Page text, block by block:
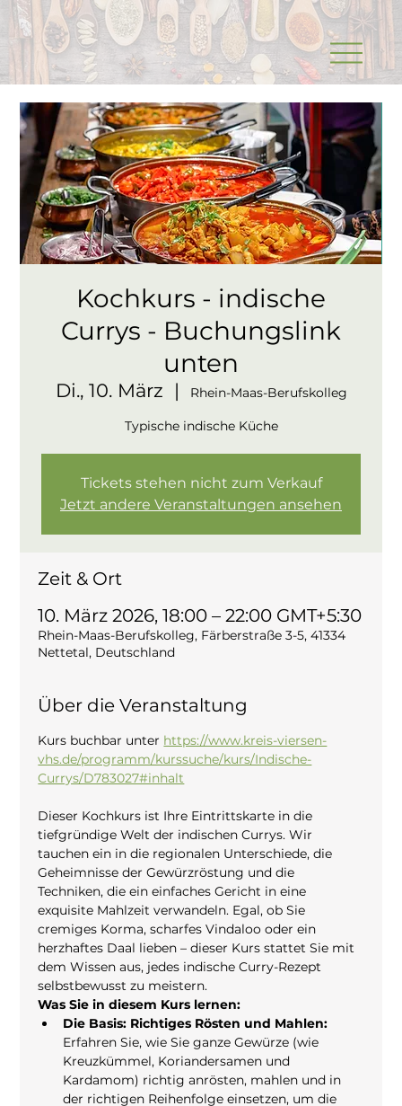
Kochkurs - indische
Currys - Buchungslink
unten
Di., 10. März
  |
Rhein-Maas-Berufskolleg
Typische indische Küche
Tickets stehen nicht zum Verkauf
Jetzt andere Veranstaltungen ansehen
Zeit & Ort
10. März 2026, 18:00 – 22:00 GMT+5:30
Rhein-Maas-Berufskolleg, Färberstraße 3-5, 41334
Nettetal, Deutschland
Über die Veranstaltung
Kurs buchbar unter https://www.kreis-viersen-
vhs.de/programm/kurssuche/kurs/Indische-
Currys/D783027#inhalt
Dieser Kochkurs ist Ihre Eintrittskarte in die
tiefgründige Welt der indischen Currys. Wir
tauchen ein in die regionalen Unterschiede, die
Geheimnisse der Gewürzröstung und die
Techniken, die ein einfaches Gericht in eine
exquisite Mahlzeit verwandeln. Egal, ob Sie
cremiges Korma, scharfes Vindaloo oder ein
herzhaftes Daal lieben – dieser Kurs stattet Sie mit
dem Wissen aus, jedes indische Curry-Rezept
selbstbewusst zu meistern.
Was Sie in diesem Kurs lernen:
Die Basis: Richtiges Rösten und Mahlen:
Erfahren Sie, wie Sie ganze Gewürze (wie
Kreuzkümmel, Koriandersamen und
Kardamom) richtig anrösten, mahlen und in
der richtigen Reihenfolge einsetzen, um die